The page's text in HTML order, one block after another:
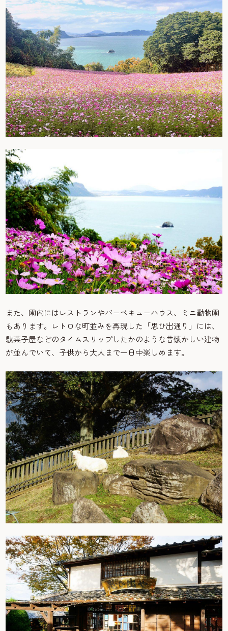
また、園内にはレストランやバーベキューハウス、ミニ動物園
もあります。レトロな町並みを再現した「思ひ出通り」には、
駄菓子屋などのタイムスリップしたかのような昔懐かしい建物
が並んでいて、子供から大人まで一日中楽しめます。